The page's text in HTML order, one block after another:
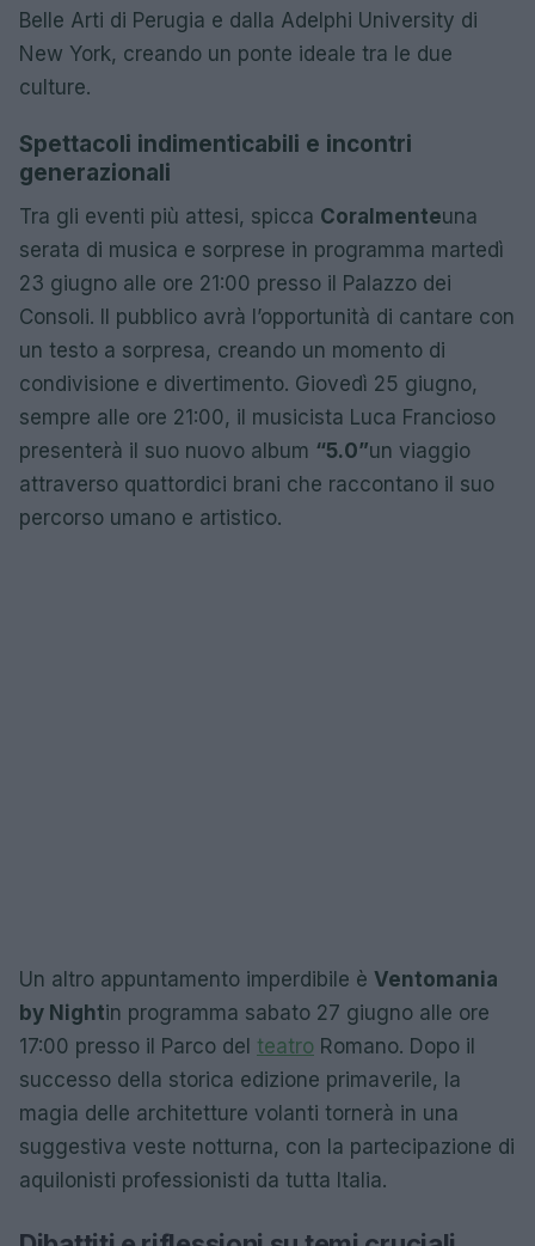
Belle Arti di Perugia e dalla Adelphi University di
New York, creando un ponte ideale tra le due
culture.
Spettacoli indimenticabili e incontri
generazionali
Tra gli eventi più attesi, spicca Coralmenteuna
serata di musica e sorprese in programma martedì
23 giugno alle ore 21:00 presso il Palazzo dei
Consoli. Il pubblico avrà l’opportunità di cantare con
un testo a sorpresa, creando un momento di
condivisione e divertimento. Giovedì 25 giugno,
sempre alle ore 21:00, il musicista Luca Francioso
presenterà il suo nuovo album “5.0”un viaggio
attraverso quattordici brani che raccontano il suo
percorso umano e artistico.
Un altro appuntamento imperdibile è Ventomania
by Nightin programma sabato 27 giugno alle ore
17:00 presso il Parco del teatro Romano. Dopo il
successo della storica edizione primaverile, la
magia delle architetture volanti tornerà in una
suggestiva veste notturna, con la partecipazione di
aquilonisti professionisti da tutta Italia.